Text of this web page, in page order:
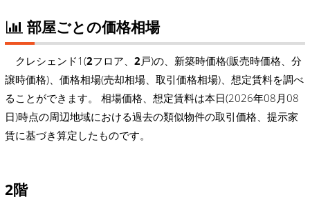
部屋ごとの価格相場
クレシェンド1(2フロア、 2戸)の、新築時価格(販売時価格、分
譲時価格)、価格相場(売却相場、取引価格相場)、想定賃料を調べ
ることができます。 相場価格、想定賃料は本日(2026年08月08
日)時点の周辺地域における過去の類似物件の取引価格、提示家
賃に基づき算定したものです。
2階